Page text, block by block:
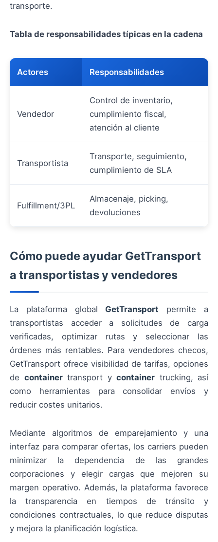
transporte.
Tabla de responsabilidades típicas en la cadena
Actores Responsabilidades
Vendedor
Control de inventario,
cumplimiento fiscal,
atención al cliente
Transportista
Transporte, seguimiento,
cumplimiento de SLA
Fulfillment/3PL
Almacenaje, picking,
devoluciones
Cómo puede ayudar GetTransport
a transportistas y vendedores
La plataforma global GetTransport permite a
transportistas acceder a solicitudes de carga
verificadas, optimizar rutas y seleccionar las
órdenes más rentables. Para vendedores checos,
GetTransport ofrece visibilidad de tarifas, opciones
de containertransport y container trucking, así
como herramientas para consolidar envíos y
reducir costes unitarios.
Mediante algoritmos de emparejamiento y una
interfaz para comparar ofertas, los carriers pueden
minimizar la dependencia de las grandes
corporaciones y elegir cargas que mejoren su
margen operativo. Además, la plataforma favorece
la transparencia en tiempos de tránsito y
condiciones contractuales, lo que reduce disputas
y mejora la planificación logística.